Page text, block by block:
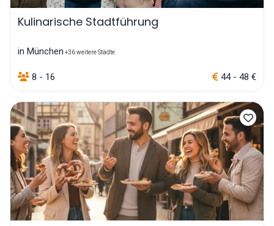
Kulinarische Stadtführung
in München +36 weitere Städte
8 - 16 44 - 48 €